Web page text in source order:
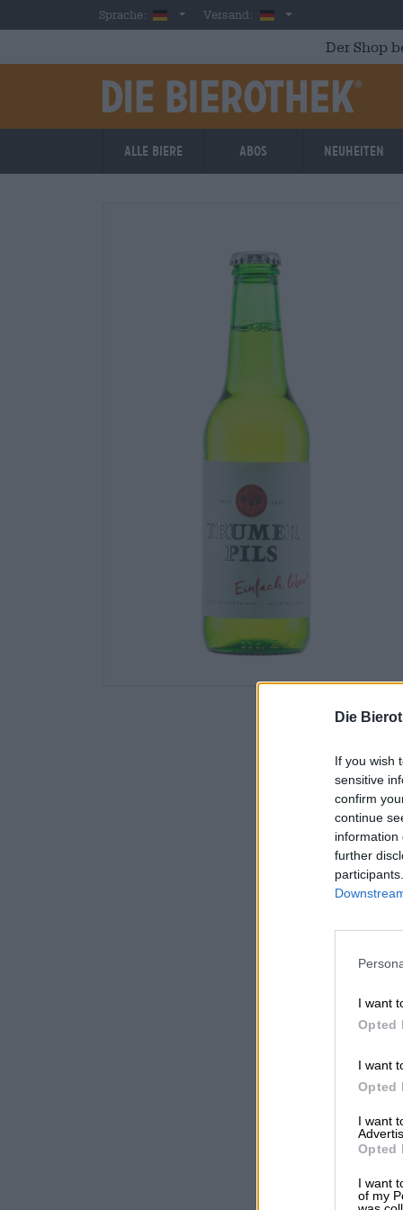
Die
If you wish
sensitive
confirm
continue
information
further
I want
Opted
I want
Opted
I want
Opted
I want
of my
Skip to main contentSprache: GermanVersand: Deutschland
Der Shop
Alle Biere Abos Neuheiten